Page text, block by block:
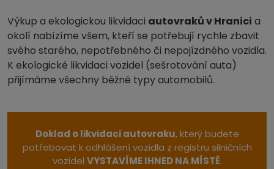
Výkup a ekologickou likvidaci autovraků v Hranici a
okolí nabízíme všem, kteří se potřebují rychle zbavit
svého starého, nepotřebného či nepojízdného vozidla.
K ekologické likvidaci vozidel (sešrotování auta)
přijímáme všechny běžné typy automobilů.
Doklad o likvidaci autovraku, který budete
potřebovat k odhlášení vozidla z registru silničních
vozidel VYSTAVÍME IHNED NA MÍSTĚ.